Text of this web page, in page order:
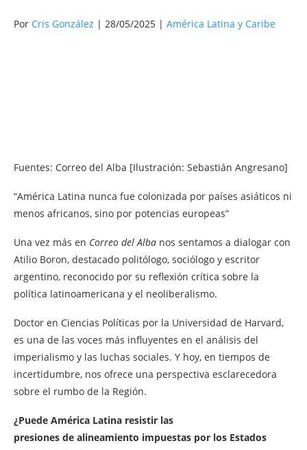
Por Cris González | 28/05/2025 | América Latina y Caribe
Fuentes: Correo del Alba [Ilustración: Sebastián Angresano]
“América Latina nunca fue colonizada por países asiáticos ni
menos africanos, sino por potencias europeas”
Una vez más en Correo del Alba nos sentamos a dialogar con
Atilio Boron, destacado politólogo, sociólogo y escritor
argentino, reconocido por su reflexión crítica sobre la
política latinoamericana y el neoliberalismo.
Doctor en Ciencias Políticas por la Universidad de Harvard,
es una de las voces más influyentes en el análisis del
imperialismo y las luchas sociales. Y hoy, en tiempos de
incertidumbre, nos ofrece una perspectiva esclarecedora
sobre el rumbo de la Región.
¿Puede América Latina resistir las
presiones de alineamiento impuestas por los Estados